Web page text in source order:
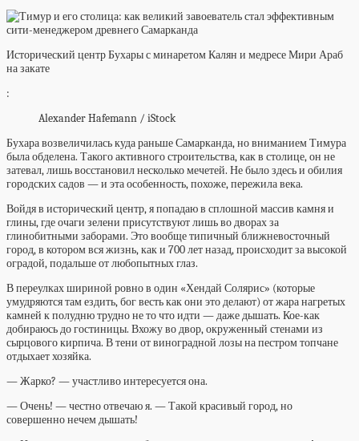
Исторический центр Бухары с минаретом Калян и медресе Мири Араб
на закате
:
Alexander Hafemann / iStock
Бухара возвеличилась куда раньше Самарканда, но вниманием Тимура
была обделена. Такого активного строительства, как в столице, он не
затевал, лишь восстановил несколько мечетей. Не было здесь и обилия
городских садов — и эта особенность, похоже, пережила века.
Войдя в исторический центр, я попадаю в сплошной массив камня и
глины, где очаги зелени присутствуют лишь во дворах за
глинобитными заборами. Это вообще типичный ближневосточный
город, в котором вся жизнь, как и 700 лет назад, происходит за высокой
оградой, подальше от любопытных глаз.
В переулках шириной ровно в один «Хендай Солярис» (которые
умудряются там ездить, бог весть как они это делают) от жара нагретых
камней к полудню трудно не то что идти — даже дышать. Кое-как
добираюсь до гостиницы. Вхожу во двор, окруженный стенами из
сырцового кирпича. В тени от виноградной лозы на пестром топчане
отдыхает хозяйка.
— Жарко? — участливо интересуется она.
— Очень! — честно отвечаю я. — Такой красивый город, но
совершенно нечем дышать!